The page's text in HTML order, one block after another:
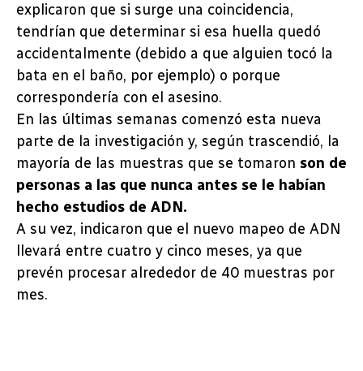
explicaron que si surge una coincidencia,
tendrían que determinar si esa huella quedó
accidentalmente (debido a que alguien tocó la
bata en el baño, por ejemplo) o porque
correspondería con el asesino.
En las últimas semanas comenzó esta nueva
parte de la investigación y, según trascendió, la
mayoría de las muestras que se tomaron son de
personas a las que nunca antes se le habían
hecho estudios de ADN.
A su vez, indicaron que el nuevo mapeo de ADN
llevará entre cuatro y cinco meses, ya que
prevén procesar alrededor de 40 muestras por
mes.